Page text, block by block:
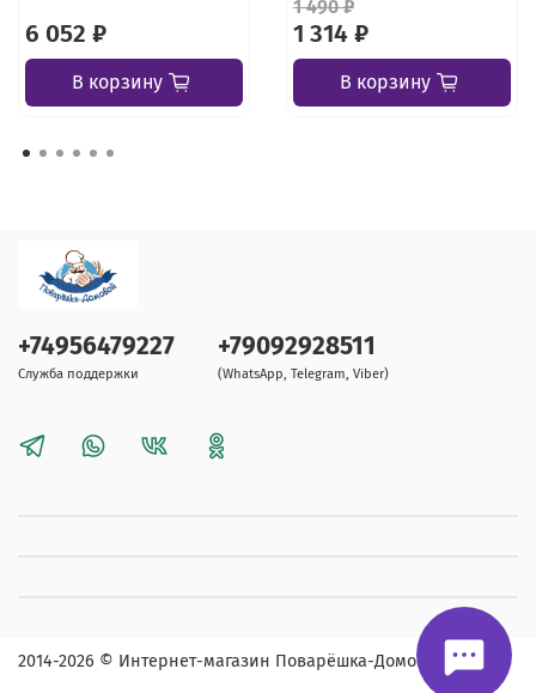
6 052 ₽
В корзину
1 490 ₽
1 314 ₽
В корзину
+74956479227
Служба поддержки
+79092928511
(WhatsApp, Telegram, Viber)
2014-2026 © Интернет-магазин Поварёшка-Домовой